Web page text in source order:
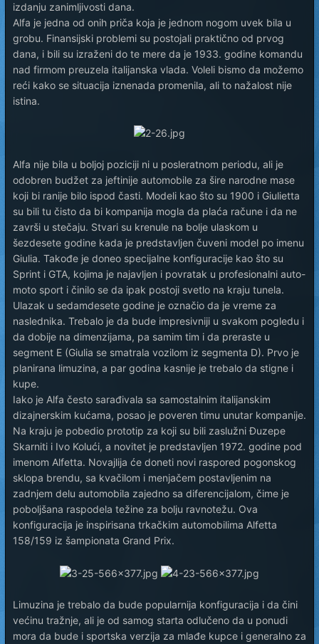
izdanju zanimljivosti dana.
Alfa je jedna od onih priča koja je jednom nogom uvek bila u
grobu. Finansijski problemi su postojali praktično od prvog
dana, i bili su izraženi do te mere da je 1933. godine komandu
nad firmom preuzela italijanska vlada. Voleli bismo da možemo
reći kako se situacija iznenada promenila, ali to nažalost nije
istina.
Alfa nije bila u boljoj poziciji ni u posleratnom periodu, ali je
odobren budžet za jeftinije automobile za šire narodne mase
koji bi ranije bilo ispod časti. Modeli kao što su 1900 i Giulietta
su bili tu čisto da bi kompanija mogla da plaća račune i da ne
završi u stečaju. Stvari su krenule na bolje ulaskom u
šezdesete godine kada je predstavljen čuveni model po imenu
Giulia. Takođe je doneo specijalne konfiguracije kao što su
Sprint i GTA, kojima je najavljen i povratak u profesionalni auto-
moto sport i činilo se da ipak postoji svetlo na kraju tunela.
Ulazak u sedamdesete godine je označio da je vreme za
naslednika. Trebalo je da bude impresivniji u svakom pogledu i
da dobije na dimenzijama, pa samim tim i da preraste u
segment E (Giulia se smatrala vozilom iz segmenta D). Prvo je
planirana limuzina, a par godina kasnije je trebalo da stigne i
kupe.
Iako je Alfa često sarađivala sa samostalnim italijanskim
dizajnerskim kućama, posao je poveren timu unutar kompanije.
Na kraju je pobedio prototip za koji su bili zaslužni Đuzepe
Skarniti i Ivo Kolući, a novitet je predstavljen 1972. godine pod
imenom Alfetta. Novajlija će doneti novi raspored pogonskog
sklopa brendu, sa kvačilom i menjačem postavljenim na
zadnjem delu automobila zajedno sa diferencijalom, čime je
poboljšana raspodela težine za bolju ravnotežu. Ova
konfiguracija je inspirisana trkačkim automobilima Alfetta
158/159 iz šampionata Grand Prix.
Limuzina je trebalo da bude popularnija konfiguracija i da čini
većinu tražnje, ali je od samog starta odlučeno da u ponudi
mora da bude i sportska verzija za mlađe kupce i generalno za